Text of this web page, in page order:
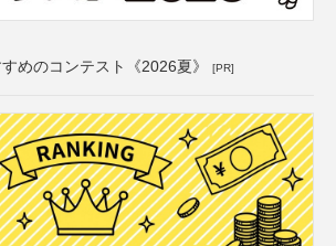
めのコンテスト《2026夏》 [PR]